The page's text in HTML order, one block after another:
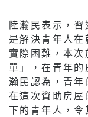
陸瀚民表示，
是解決青年人
實際困難，本次
單」，在青年
瀚民認為，青年
在這次資助房
下的青年人，令